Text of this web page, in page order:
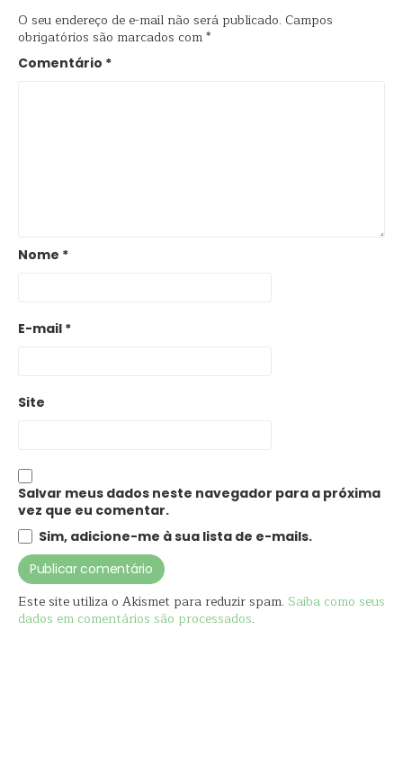
O seu endereço de e-mail não será publicado. Campos
obrigatórios são marcados com*
Comentário *
Nome *
E-mail *
Site
Salvar meus dados neste navegador para a próxima
vez que eu comentar.
Sim, adicione-me à sua lista de e-mails.
Este site utiliza o Akismet para reduzir spam. Saiba como seus
dados em comentários são processados.